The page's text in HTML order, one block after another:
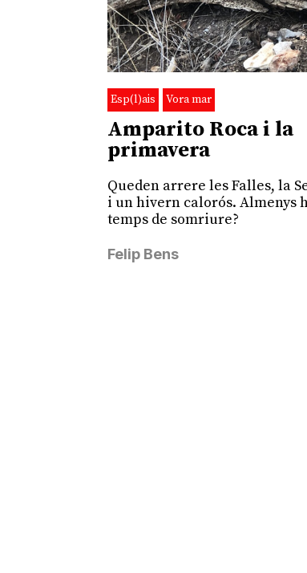
Esp(l)ais Vora mar
Amparito Roca i la
primavera
Queden arrere les Falles, la
i un hivern calorós. Almenys
temps de somriure?
Felip Bens